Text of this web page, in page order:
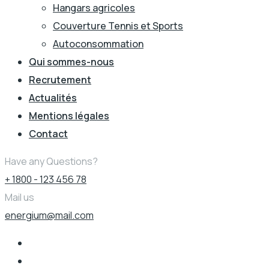
Hangars agricoles
Couverture Tennis et Sports
Autoconsommation
Qui sommes-nous
Recrutement
Actualités
Mentions légales
Contact
Have any Questions?
+ 1800 - 123 456 78
Mail us
energium@mail.com